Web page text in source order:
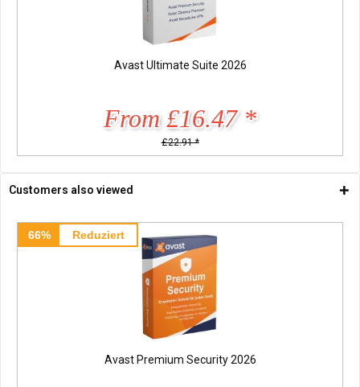
Avast Ultimate Suite 2026
From £16.47 *
£22.91 *
Customers also viewed
66% Reduziert
Avast Premium Security 2026